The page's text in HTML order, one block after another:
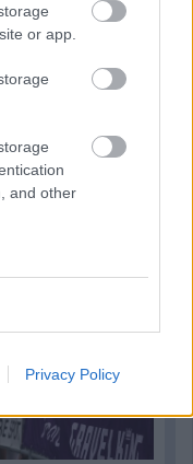
or app.
and other
Privacy Policy
magát Bottas az